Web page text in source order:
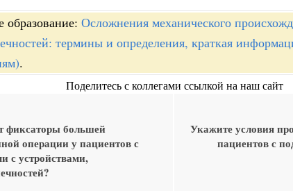
Осложнения механического
термины и определения, краткая
.
Поделитесь с коллегами ссылкой на наш сайт
фиксаторы большей
операции у пациентов с
с устройствами,
Укажите условия
пациентов с